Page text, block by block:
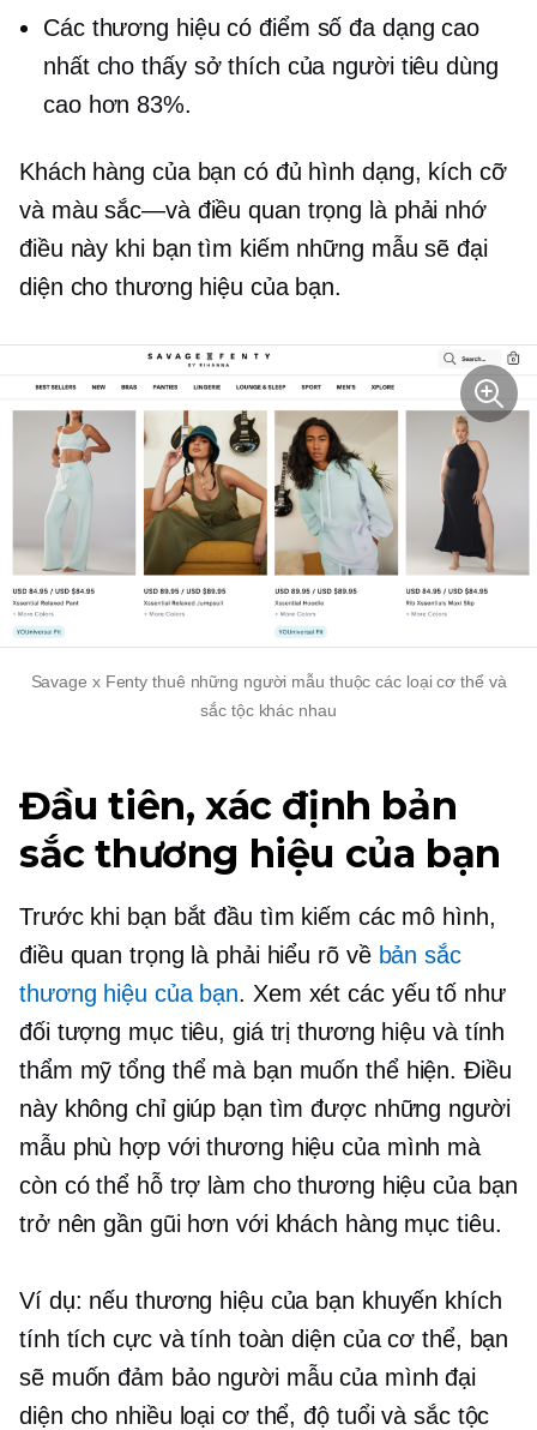
Các thương hiệu có điểm số đa dạng cao
nhất cho thấy sở thích của người tiêu dùng
cao hơn 83%.
Khách hàng của bạn có đủ hình dạng, kích cỡ
và màu sắc—vàđiều quan trọng là phải nhớ
điều này khi bạn tìm kiếm những mẫu sẽ đại
diện cho thương hiệu của bạn.
Savage x Fenty thuê những người mẫu thuộc các loại cơ thể và
sắc tộc khác nhau
Đầu tiên, xác định bản
sắc thương hiệu của bạn
Trước khi bạn bắt đầu tìm kiếm các mô hình,
điều quan trọng là phải hiểu rõ về bản sắc
thương hiệu của bạn. Xem xét các yếu tố như
đối tượng mục tiêu, giá trị thương hiệu và tính
thẩm mỹ tổng thể mà bạn muốn thể hiện. Điều
này không chỉ giúp bạn tìm được những người
mẫu phù hợp với thương hiệu của mình mà
còn có thể hỗ trợ làm cho thương hiệu của bạn
trở nên gần gũi hơn với khách hàng mục tiêu.
Ví dụ: nếu thương hiệu của bạn khuyến khích
tính tích cực và tính toàn diện của cơ thể, bạn
sẽ muốn đảm bảo người mẫu của mình đại
diện cho nhiều loại cơ thể, độ tuổi và sắc tộc